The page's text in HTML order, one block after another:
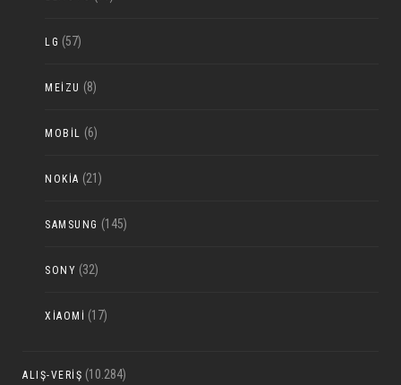
LG (57)
MEIZU (8)
MOBIL (6)
NOKIA (21)
SAMSUNG (145)
SONY (32)
XIAOMI (17)
ALIŞ-VERIŞ (10.284)